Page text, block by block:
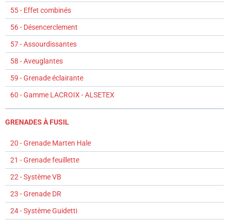
55 - Effet combinés
56 - Désencerclement
57 - Assourdissantes
58 - Aveuglantes
59 - Grenade éclairante
60 - Gamme LACROIX - ALSETEX
GRENADES À FUSIL
20 - Grenade Marten Hale
21 - Grenade feuillette
22 - Système VB
23 - Grenade DR
24 - Système Guidetti